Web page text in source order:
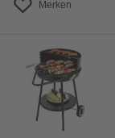
Merken